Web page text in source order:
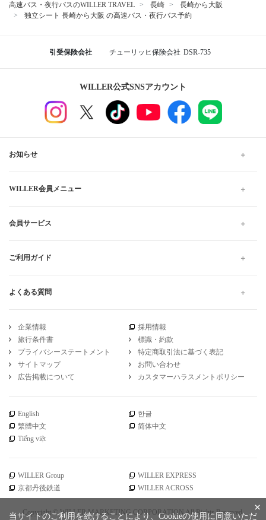
高速バス・夜行バスのWILLER TRAVEL 長崎
長崎から大阪
独立シート 長崎から大阪 の高速バス・夜行バス予約
引受保険会社 チューリッヒ保険会社 DSR-735
WILLER公式SNSアカウント
お知らせ
WILLER会員メニュー
会員サービス
ご利用ガイド
よくある質問
企業情報
採用情報
旅行条件書
標識・約款
プライバシーステートメント
特定商取引法に基づく表記
サイトマップ
お問い合わせ
広告掲載について
カスタマーハラスメントポリシー
English
한글
繁體中文
简体中文
Tiếng việt
WILLER Group
WILLER EXPRESS
京都丹後鉄道
WILLER ACROSS
Copyright © WILLER MARKETING CORPORATION All Rights Reserved. ×
当サイトのご利用を続けることにより、Cookieの使用に同意いただ